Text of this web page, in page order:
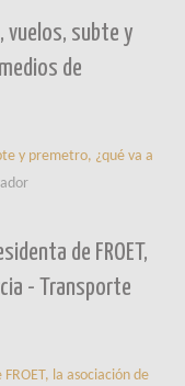
vuelos, subte y
de
y premetro, ¿qué va a
de FROET,
- Transporte
la asociación de